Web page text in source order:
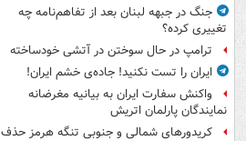
جنگ در جبهه لبنان بعد از تفاهم‌نامه چه
تغییری کرده؟
ترامپ در حال سوختن در آتشی خودساخته
ایران را تست نکنید! جاده‌ی خشم ایران!
واکنش سفارت ایران به بیانیه مغرضانه
نمایندگان پارلمان اتریش
کریدورهای شمالی و جنوبی تنگه هرمز حذف